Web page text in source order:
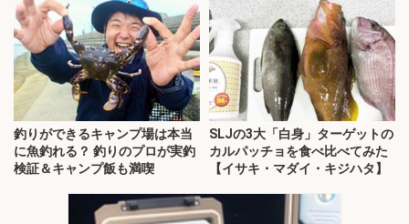
釣りができるキャンプ場は本当
に魚釣れる？ 釣りのプロが実釣
検証＆キャンプ飯も満喫
SLJの3大「白身」ターゲットの
カルパッチョを食べ比べてみた
【イサキ・マダイ・キジハタ】